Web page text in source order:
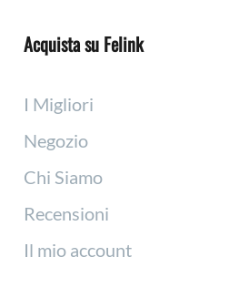
Acquista su Felink
I Migliori
Negozio
Chi Siamo
Recensioni
Il mio account